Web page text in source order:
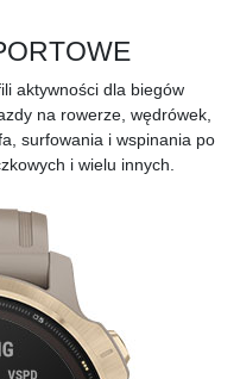
aktywności dla biegów
na rowerze, wędrówek,
surfowania i wspinania po
i wielu innych.